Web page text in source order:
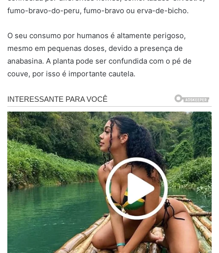
fumo-bravo-do-peru, fumo-bravo ou erva-de-bicho.
O seu consumo por humanos é altamente perigoso,
mesmo em pequenas doses, devido a presença de
anabasina. A planta pode ser confundida com o pé de
couve, por isso é importante cautela.